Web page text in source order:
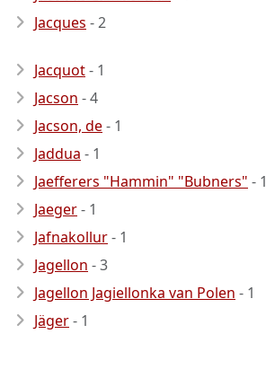
Jacques - 2
Jacquot- 1
Jacson - 4
Jacson, de- 1
Jaddua - 1
Jaefferers "Hammin" "Bubners" - 1
Jaeger- 1
Jafnakollur- 1
Jagellon - 3
Jagellon Jagiellonka van Polen - 1
Jäger- 1